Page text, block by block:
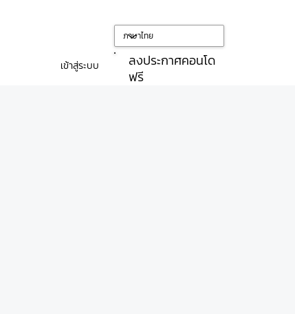
เข้าสู่ระบบ
ลงประกาศคอนโด
ฟรี